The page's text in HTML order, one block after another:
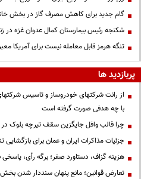
گام جدید برای کاهش مصرف گاز در بخش
شکنجه رئیس بیمارستان کمال عدوان غزه در
تنگه هرمز قابل معامله نیست برای آمریکا
پربازدید ها
از رانت‌ شرکتهای خودروساز و تاسیس
با چه هدفی صورت گرفته است
چرا قالب وافل جایگزین سقف تیرچه بلوک
جزئیات مذاکرات ایران و عمان برای بازگشایی
هزینه گزاف، دستاورد صفر؛ برگه رأی،
تعارض قوانین؛ مانع پنهان سنددار شدن